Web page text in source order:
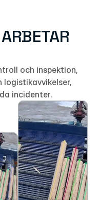
och inspektion,
logistikavvikelser,
incidenter.